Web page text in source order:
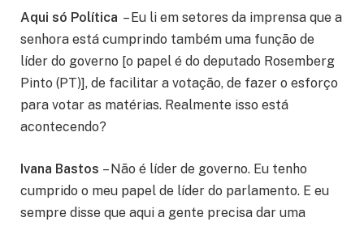
Aqui só Política – Eu li em setores da imprensa que a
senhora está cumprindo também uma função de
líder do governo [o papel é do deputado Rosemberg
Pinto (PT)], de facilitar a votação, de fazer o esforço
para votar as matérias. Realmente isso está
acontecendo?
Ivana Bastos – Não é líder de governo. Eu tenho
cumprido o meu papel de líder do parlamento. E eu
sempre disse que aqui a gente precisa dar uma